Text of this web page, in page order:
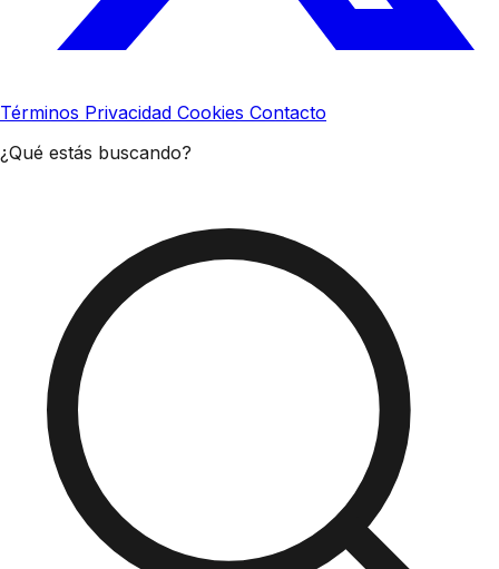
Términos Privacidad Cookies Contacto
¿Qué estás buscando?